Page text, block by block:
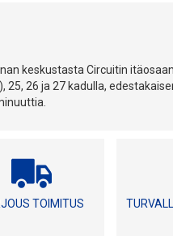
keskustasta Circuitin
26 ja 27 kadulla,
TOIMITUS